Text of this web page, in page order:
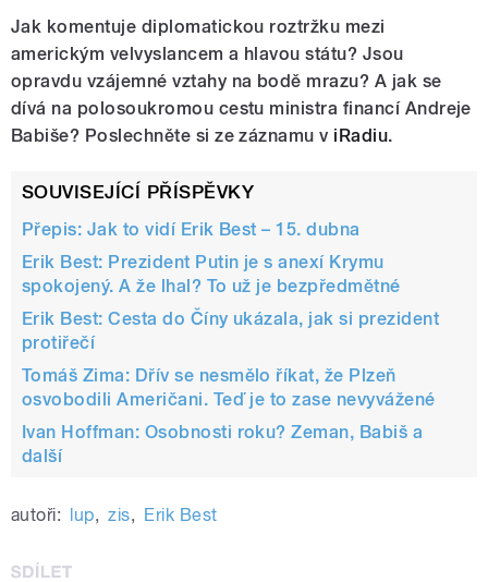
Jak komentuje diplomatickou roztržku mezi
americkým velvyslancem a hlavou státu? Jsou
opravdu vzájemné vztahy na bodě mrazu? A jak se
dívá na polosoukromou cestu ministra financí Andreje
Babiše? Poslechněte si ze záznamu v iRadiu.
SOUVISEJÍCÍ PŘÍSPĚVKY
Přepis: Jak to vidí Erik Best – 15. dubna
Erik Best: Prezident Putin je s anexí Krymu
spokojený. A že lhal? To už je bezpředmětné
Erik Best: Cesta do Číny ukázala, jak si prezident
protiřečí
Tomáš Zima: Dřív se nesmělo říkat, že Plzeň
osvobodili Američani. Teď je to zase nevyvážené
Ivan Hoffman: Osobnosti roku? Zeman, Babiš a
další
autoři: lup, zis, Erik Best